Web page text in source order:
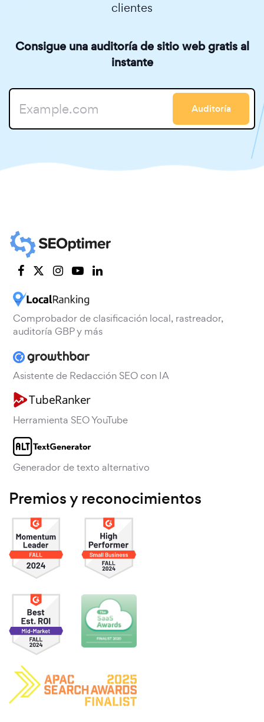
clientes
Consigue una auditoría de sitio web gratis al
instante
Auditoría
Comprobador de clasificación local, rastreador,
auditoría GBP y más
Asistente de Redacción SEO con IA
Herramienta SEO YouTube
Generador de texto alternativo
Premios y reconocimientos